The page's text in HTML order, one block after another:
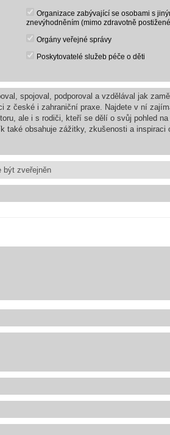
Organizace zabývající se osobami s
znevýhodněním (mimo zdravotně
Orgány veřejné správy
Poskytovatelé služeb péče o děti
spojoval, podporoval a vzdělával jak
z české i zahraniční praxe. Najdete v ní
ale i s rodiči, kteří se dělí o svůj pohled
také obsahuje zážitky, zkušenosti a inspiraci